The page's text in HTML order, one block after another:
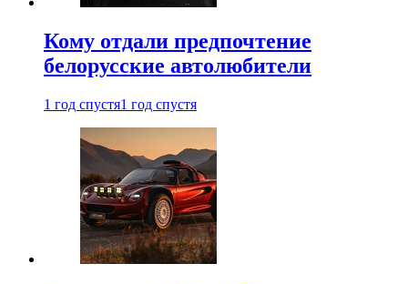
Кому отдали предпочтение
белорусские автолюбители
1 год спустя1 год спустя